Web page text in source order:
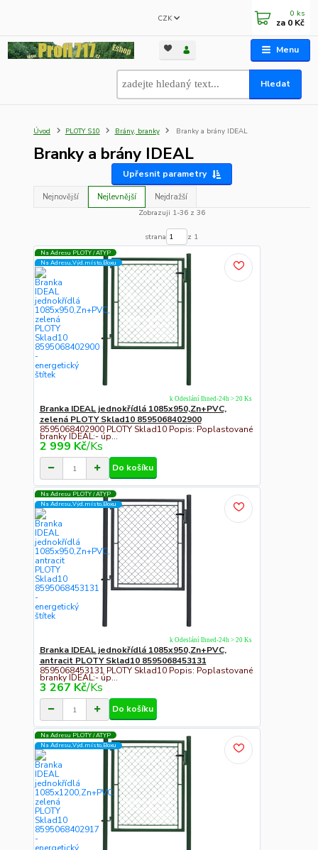
Menu
CZK
Hledat
0 ks
za 0 Kč
Úvod PLOTY S10 Brány, branky Branky a brány IDEAL
Branky a brány IDEAL
Upřesnit parametry
Nejnovější Nejlevnější
Nejdražší
Zobrazuji 1-36 z 36
strana z 1
Na Adresu PLOTY / ATYP
Na Adresu,Výd.místo,Boxu
Branka IDEAL jednokřídlá 1085x950,Zn+PVC,
zelená PLOTY Sklad10 8595068402900
8595068402900 PLOTY Sklad10 Popis: Poplastované
branky IDEAL:- úp...
2 999 Kč/Ks
k Odeslání Ihned-24h > 20 Ks
Do košíku
Na Adresu PLOTY / ATYP
Na Adresu,Výd.místo,Boxu
Branka IDEAL jednokřídlá 1085x950,Zn+PVC,
antracit PLOTY Sklad10 8595068453131
8595068453131 PLOTY Sklad10 Popis: Poplastované
branky IDEAL:- úp...
3 267 Kč/Ks
k Odeslání Ihned-24h > 20 Ks
Do košíku
Na Adresu PLOTY / ATYP
Na Adresu,Výd.místo,Boxu